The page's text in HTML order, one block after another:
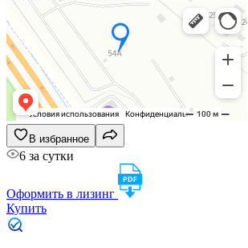
В избранное
6 за сутки
Оформить в лизинг
Купить